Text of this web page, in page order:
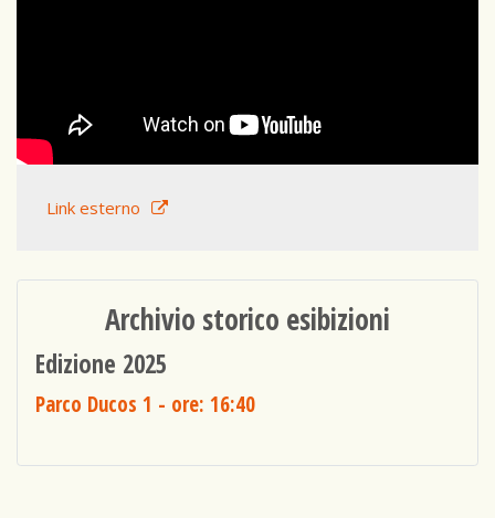
Link esterno
Archivio storico esibizioni
Edizione 2025
Parco Ducos 1 - ore: 16:40